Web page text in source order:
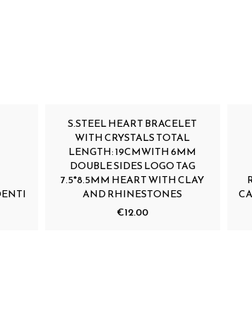
S.STEEL HEART BRACELET
WITH CRYSTALS TOTAL
LENGTH: 19CMWITH 6MM
DOUBLE SIDES LOGO TAG
7.5*8.5MM HEART WITH CLAY
AND RHINESTONES
€12.00